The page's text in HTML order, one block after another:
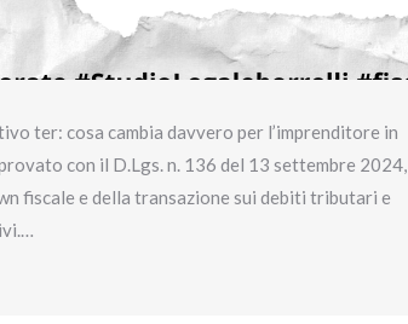
ter: cosa cambia davvero per l’imprenditore in
con il D.Lgs. n. 136 del 13 settembre 2024,
fiscale e della transazione sui debiti tributari e